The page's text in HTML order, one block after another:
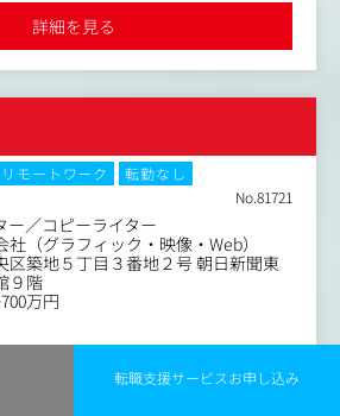
転職支援サービスお申し込み
ュニケーションのなかで課題を抽出し、
なっていきます
ない多様な手法や技術を組み合わせたお
におすすめです
詳細を見る
モートワーク
転勤なし
No.81721
ー／コピーライター
社（グラフィック・映像・Web）
区築地５丁目３番地２号 朝日新聞東
９階
万円
イター／コピーライター